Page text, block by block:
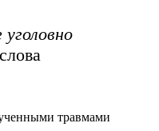
травмами